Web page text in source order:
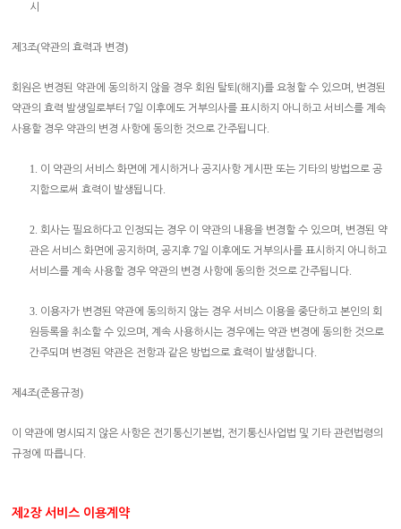
시
제3조(약관의 효력과 변경)
회원은 변경된 약관에 동의하지 않을 경우 회원 탈퇴(해지)를 요청할 수 있으며 , 변경된
약관의 효력 발생일로부터7일 이후에도 거부의사를 표시하지 아니하고 서비스를 계속
사용할 경우 약관의 변경 사항에 동의한 것으로 간주됩니다.
1. 이 약관의 서비스 화면에 게시하거나 공지사항 게시판 또는 기타의 방법으로 공
지함으로써 효력이 발생됩니다.
2.회사는 필요하다고 인정되는 경우 이 약관의 내용을 변경할 수 있으며 , 변경된 약
관은 서비스 화면에 공지하며 ,공지후7일 이후에도 거부의사를 표시하지 아니하고
서비스를 계속 사용할 경우 약관의 변경 사항에 동의한 것으로 간주됩니다.
3. 이용자가 변경된 약관에 동의하지 않는 경우 서비스 이용을 중단하고 본인의 회
원등록을 취소할 수 있으며 , 계속 사용하시는 경우에는 약관 변경에 동의한 것으로
간주되며 변경된 약관은 전항과 같은 방법으로 효력이 발생합니다.
제4조(준용규정)
이 약관에 명시되지 않은 사항은 전기통신기본법, 전기통신사업법 및 기타 관련법령의
규정에 따릅니다.
제2장 서비스 이용계약